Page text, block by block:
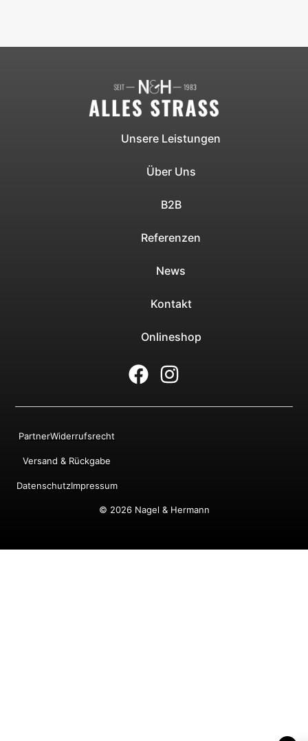
Unsere Leistungen
Über Uns
B2B
Referenzen
News
Kontakt
Onlineshop
© 2026 Nagel & Hermann
PartnerWiderrufsrecht
Versand & Rückgabe
DatenschutzImpressum